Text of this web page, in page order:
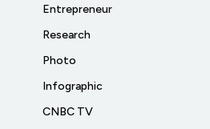
Entrepreneur
Research
Photo
Infographic
CNBC TV